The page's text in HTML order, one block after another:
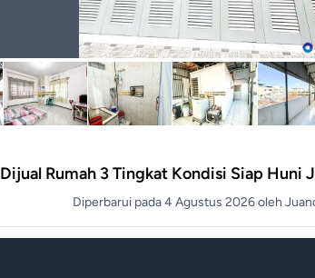
Dijual Rumah 3 Tingkat Kondisi Siap Huni
Diperbarui pada 4 Agustus 2026 oleh